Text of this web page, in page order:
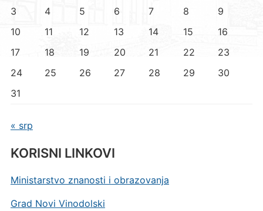
3
4 5 6 7 8
9
10
11 12 13 14 15
16
17
18 19 20 21 22
23
24
25 26 27 28 29
30
31
« srp
KORISNI LINKOVI
Ministarstvo znanosti i obrazovanja
Grad Novi Vinodolski